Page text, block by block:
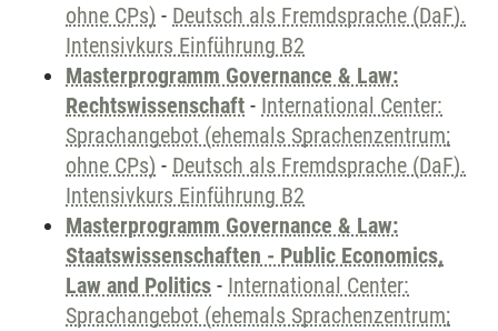
ohne CPs) - Deutsch als Fremdsprache (DaF).
Intensivkurs Einführung B2
Masterprogramm Governance & Law:
Rechtswissenschaft - International Center:
Sprachangebot (ehemals Sprachenzentrum;
ohne CPs) - Deutsch als Fremdsprache (DaF).
Intensivkurs Einführung B2
Masterprogramm Governance & Law:
Staatswissenschaften - Public Economics,
Law and Politics - International Center:
Sprachangebot (ehemals Sprachenzentrum;